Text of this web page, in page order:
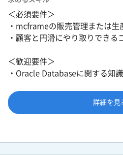
＜必須要件＞
・mcframeの販売管理または生
・顧客と円滑にやり取りできる
＜歓迎要件＞
・Oracle Databaseに関する知識
詳細を見